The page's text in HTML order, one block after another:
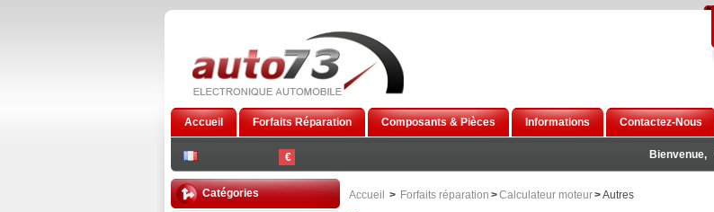
€
Accueil Forfaits Réparation Composants & Pièces Informations Contactez-Nous
Bienvenue,
Catégories Accueil > Forfaits réparation >Calculateur moteur>Autres